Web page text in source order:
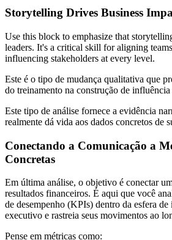
Storytelling Drives Business
Use this block to emphasize that
leaders. It's a critical skill for aligning
influencing stakeholders at every level.
Este é o tipo de mudança qualitativa que
do treinamento na construção de
Este tipo de análise fornece a evidência
realmente dá vida aos dados concretos de
Conectando a Comunicação a
Concretas
Em última análise, o objetivo é conectar
resultados financeiros. É aqui que você
de desempenho (KPIs) dentro da esfera
executivo e rastreia seus movimentos ao
Pense em métricas como: